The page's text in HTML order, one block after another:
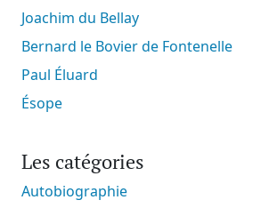
Joachim du Bellay
Bernard le Bovier de Fontenelle
Paul Éluard
Ésope
Les catégories
Autobiographie